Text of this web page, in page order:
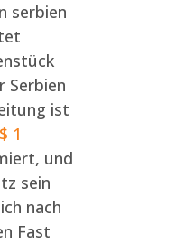
serbien
Serbien
ist
1
und
sein
nach
Fast